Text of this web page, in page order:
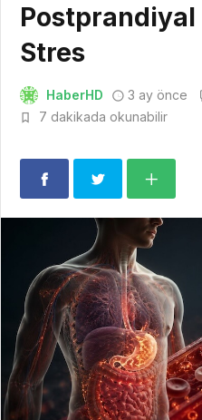
Stres
HaberHD 3 ay önce
7 dakikada okunabilir